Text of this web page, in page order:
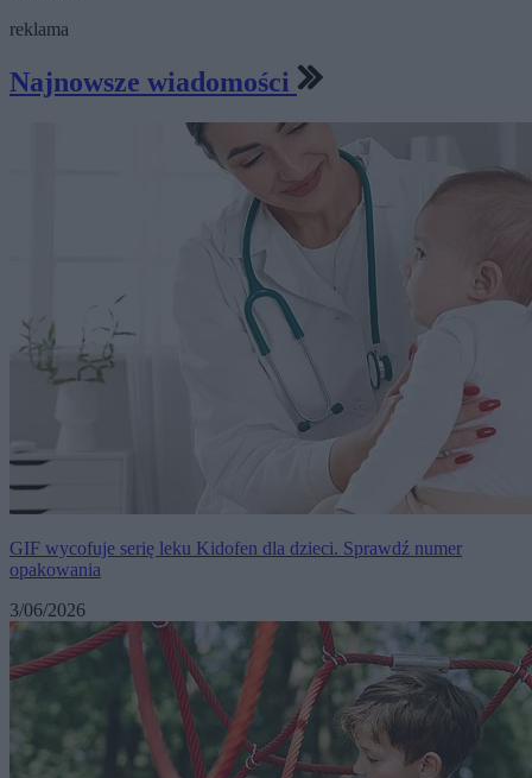
reklama
Najnowsze wiadomości
GIF wycofuje serię leku Kidofen dla dzieci. Sprawdź numer
opakowania
3/06/2026